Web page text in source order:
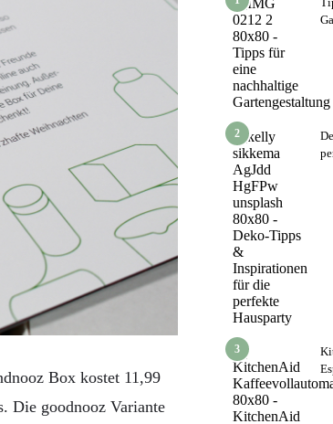
Box kostet 11,99
Die goodnooz Variante
2
3